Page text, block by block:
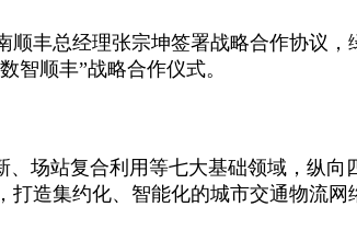
丰总经理张宗坤签署战略合作协议
智顺丰”战略合作仪式。
场站复合利用等七大基础领域，纵向
造集约化、智能化的城市交通物流网